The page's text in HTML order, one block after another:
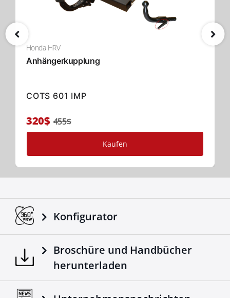
Honda HRV
Anhängerkupplung
COTS 601 IMP
320$ 455$
Kaufen
Konfigurator
Broschüre und Handbücher
herunterladen